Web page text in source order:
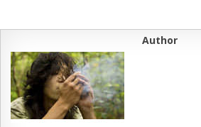
Author